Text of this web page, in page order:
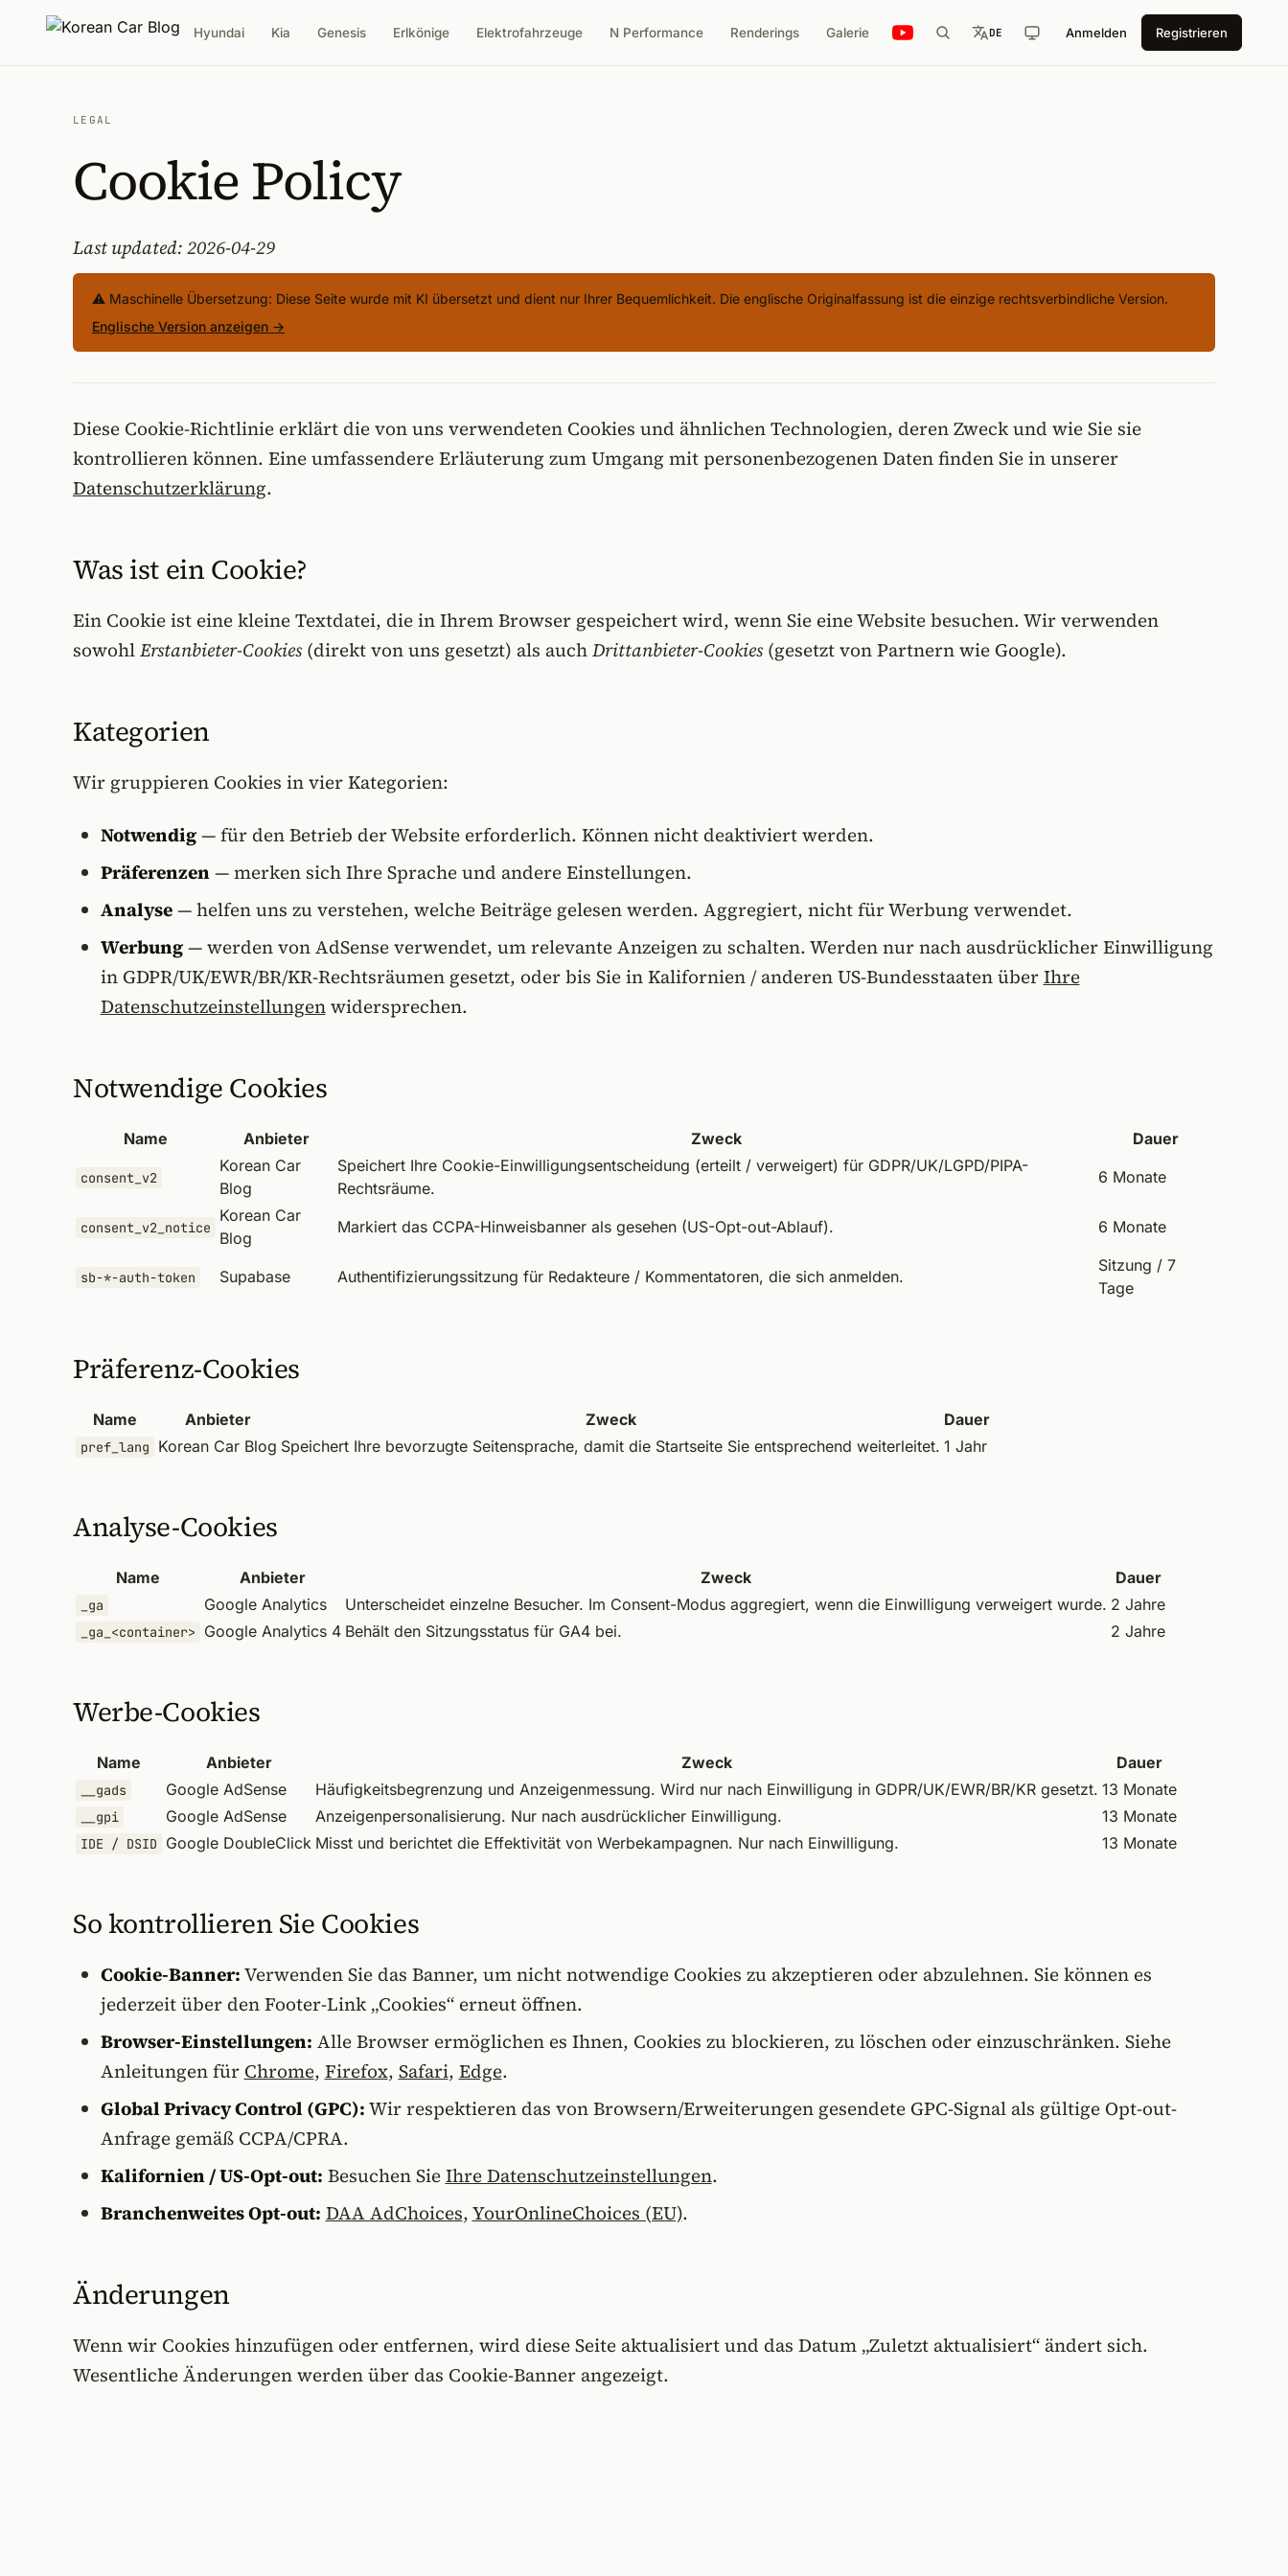
Hyundai Kia Genesis Erlkönige Elektrofahrzeuge N Performance Renderings Galerie DE Anmelden Registrieren
LEGAL
Cookie Policy
Last updated: 2026-04-29
⚠️ Maschinelle Übersetzung: Diese Seite wurde mit KI übersetzt und dient nur Ihrer Bequemlichkeit. Die englische Originalfassung ist die einzige rechtsverbindliche Version.
Englische Version anzeigen →
Diese Cookie-Richtlinie erklärt die von uns verwendeten Cookies und ähnlichen Technologien, deren Zweck und wie Sie sie
kontrollieren können. Eine umfassendere Erläuterung zum Umgang mit personenbezogenen Daten finden Sie in unserer
Datenschutzerklärung.
Was ist ein Cookie?
Ein Cookie ist eine kleine Textdatei, die in Ihrem Browser gespeichert wird, wenn Sie eine Website besuchen. Wir verwenden
sowohlErstanbieter-Cookies(direkt von uns gesetzt) als auchDrittanbieter-Cookies(gesetzt von Partnern wie Google).
Kategorien
Wir gruppieren Cookies in vier Kategorien:
Notwendig— für den Betrieb der Website erforderlich. Können nicht deaktiviert werden.
Präferenzen— merken sich Ihre Sprache und andere Einstellungen.
Analyse— helfen uns zu verstehen, welche Beiträge gelesen werden. Aggregiert, nicht für Werbung verwendet.
Werbung— werden von AdSense verwendet, um relevante Anzeigen zu schalten. Werden nur nach ausdrücklicher Einwilligung
in GDPR/UK/EWR/BR/KR-Rechtsräumen gesetzt, oder bis Sie in Kalifornien / anderen US-Bundesstaaten überIhre
Datenschutzeinstellungenwidersprechen.
Notwendige Cookies
Name Anbieter Zweck Dauer
consent_v2
Korean Car
Blog
Speichert Ihre Cookie-Einwilligungsentscheidung (erteilt / verweigert) für GDPR/UK/LGPD/PIPA-
Rechtsräume.
6 Monate
consent_v2_notice
Korean Car
Blog
Markiert das CCPA-Hinweisbanner als gesehen (US-Opt-out-Ablauf). 6 Monate
sb-*-auth-token Supabase Authentifizierungssitzung für Redakteure / Kommentatoren, die sich anmelden.
Sitzung / 7
Tage
Präferenz-Cookies
Name Anbieter Zweck Dauer
pref_lang Korean Car Blog Speichert Ihre bevorzugte Seitensprache, damit die Startseite Sie entsprechend weiterleitet. 1 Jahr
Analyse-Cookies
Name Anbieter Zweck Dauer
_ga Google Analytics Unterscheidet einzelne Besucher. Im Consent-Modus aggregiert, wenn die Einwilligung verweigert wurde. 2 Jahre
_ga_<container> Google Analytics 4 Behält den Sitzungsstatus für GA4 bei. 2 Jahre
Werbe-Cookies
Name Anbieter Zweck Dauer
__gads Google AdSense Häufigkeitsbegrenzung und Anzeigenmessung. Wird nur nach Einwilligung in GDPR/UK/EWR/BR/KR gesetzt. 13 Monate
__gpi Google AdSense Anzeigenpersonalisierung. Nur nach ausdrücklicher Einwilligung. 13 Monate
IDE / DSID Google DoubleClick Misst und berichtet die Effektivität von Werbekampagnen. Nur nach Einwilligung. 13 Monate
So kontrollieren Sie Cookies
Cookie-Banner:Verwenden Sie das Banner, um nicht notwendige Cookies zu akzeptieren oder abzulehnen. Sie können es
jederzeit über den Footer-Link „Cookies“ erneut öffnen.
Browser-Einstellungen: Alle Browser ermöglichen es Ihnen, Cookies zu blockieren, zu löschen oder einzuschränken. Siehe
Anleitungen für Chrome, Firefox, Safari, Edge.
Global Privacy Control (GPC):Wir respektieren das von Browsern/Erweiterungen gesendete GPC-Signal als gültige Opt-out-
Anfrage gemäß CCPA/CPRA.
Kalifornien / US-Opt-out: Besuchen SieIhre Datenschutzeinstellungen.
Branchenweites Opt-out: DAA AdChoices,YourOnlineChoices (EU).
Änderungen
Wenn wir Cookies hinzufügen oder entfernen, wird diese Seite aktualisiert und das Datum „Zuletzt aktualisiert“ ändert sich.
Wesentliche Änderungen werden über das Cookie-Banner angezeigt.